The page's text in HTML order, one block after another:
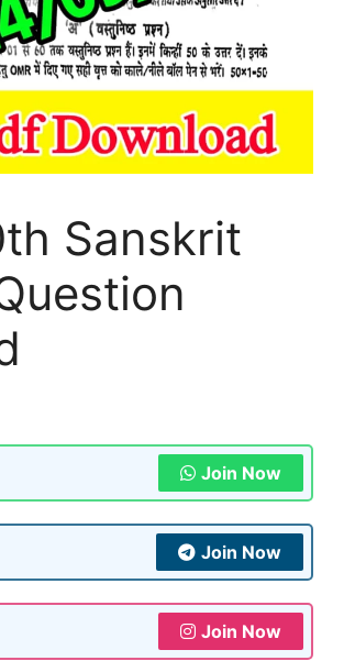
Sanskrit
Join Now
Join Now
Join Now